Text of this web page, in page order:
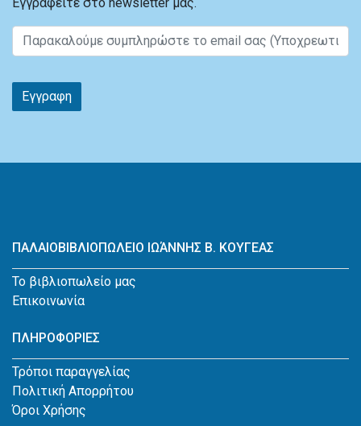
Εγγραφη
ΠΑΛΑΙΟΒΙΒΛΙΟΠΩΛΕΙΟ ΙΩΆΝΝΗΣ Β. ΚΟΥΓΕΑΣ
Το βιβλιοπωλείο μας
Επικοινωνία
ΠΛΗΡΟΦΟΡΙΕΣ
Τρόποι παραγγελίας
Πολιτική Απορρήτου
Όροι Χρήσης